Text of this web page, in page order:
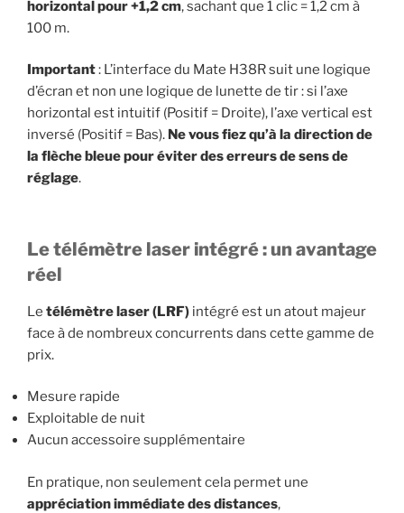
horizontal pour +1,2 cm, sachant que 1 clic = 1,2 cm à
100 m.
Important: L’interface du Mate H38R suit une logique
d’écran et non une logique de lunette de tir : si l’axe
horizontal est intuitif (Positif = Droite), l’axe vertical est
inversé (Positif = Bas). Ne vous fiez qu’à la direction de
la flèche bleue pour éviter des erreurs de sens de
réglage.
Le télémètre laser intégré : un avantage
réel
Le télémètre laser (LRF) intégré est un atout majeur
face à de nombreux concurrents dans cette gamme de
prix.
Mesure rapide
Exploitable de nuit
Aucun accessoire supplémentaire
En pratique, non seulement cela permet une
appréciation immédiate des distances,